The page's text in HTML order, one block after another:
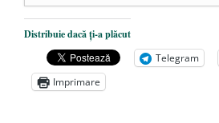
Dezvăluiri cutremurătoare
președintele Ucrainei,
Zelensky
- 13 mai 2026
Statul care servește
Distribuie dacă ți-a plăcut
Telegram
Imprimare